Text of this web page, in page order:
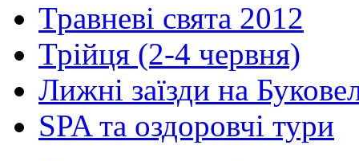
Травневі свята 2012
Трійця (2-4 червня)
Лижні заїзди на
SPA та оздоровчі тури